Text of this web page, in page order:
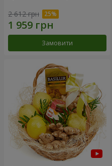
2 612 грн
Замовити